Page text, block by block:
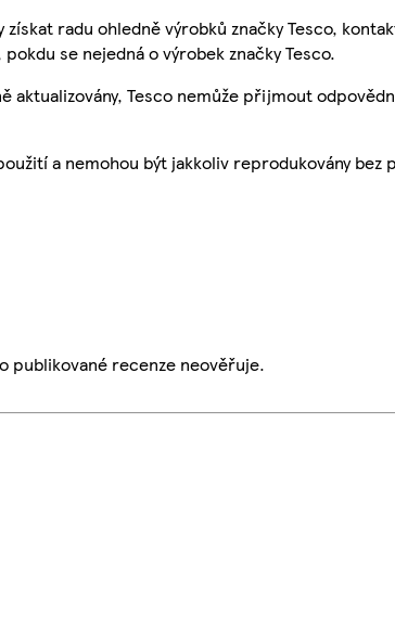
radu ohledně výrobků značky Tesco,
se nejedná o výrobek značky Tesco.
Tesco nemůže přijmout
a nemohou být jakkoliv reprodukovány
publikované recenze neověřuje.